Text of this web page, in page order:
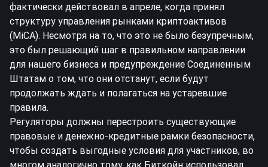
фактически действовал в апреле, когда принял
структуру управления рынками криптоактивов
(MiCA). Несмотря на то, что это не было безупречным,
это был решающий шаг в правильном направлении
для нашего бизнеса и предупреждение Соединенным
Штатам о том, что они отстанут, если будут
продолжать ждать и полагаться на устаревшие
правила.
Регуляторы должны перестроить существующие
правовые и денежно-кредитные рамки безопасности,
чтобы создать выгодные условия для участников, во
многом аналогично тому, как Биткойн использовал